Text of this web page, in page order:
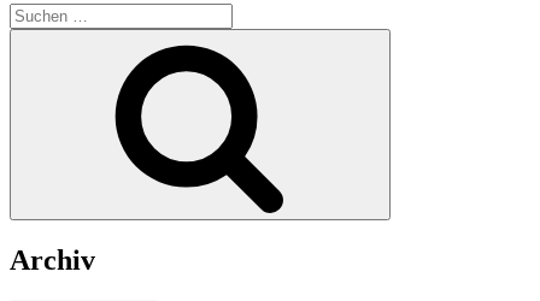
Suche
nach:
Archiv